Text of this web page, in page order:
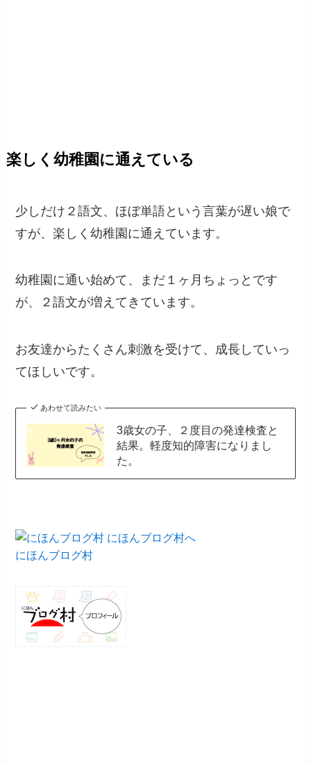
楽しく幼稚園に通えている
少しだけ２語文、ほぼ単語という言葉が遅い娘で
すが、楽しく幼稚園に通えています。
幼稚園に通い始めて、まだ１ヶ月ちょっとです
が、２語文が増えてきています。
お友達からたくさん刺激を受けて、成長していっ
てほしいです。
あわせて読みたい
3歳女の子、２度目の発達検査と
結果。軽度知的障害になりまし
た。
にほんブログ村